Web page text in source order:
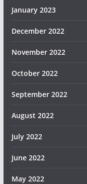
January 2023
December 2022
November 2022
October 2022
September 2022
August 2022
July 2022
June 2022
May 2022